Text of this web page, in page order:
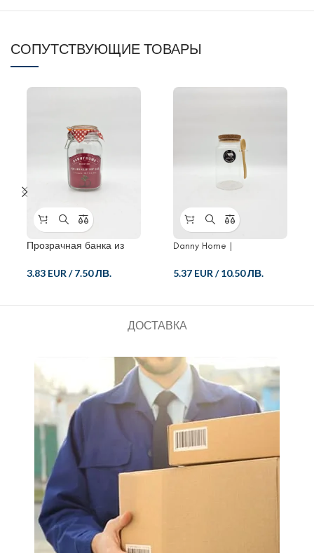
СОПУТСТВУЮЩИЕ ТОВАРЫ
Прозрачная банка из
пищевых продуктов
3.83 EUR /7.50 ЛВ.
Danny Home |
хранения пищевых
5.37 EUR /10.50 ЛВ.
ДОСТАВКА